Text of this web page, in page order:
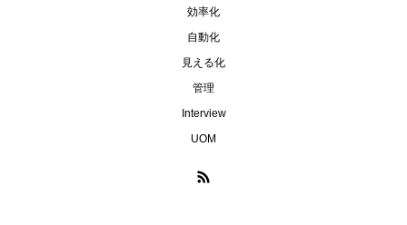
効率化
自動化
見える化
管理
Interview
UOM